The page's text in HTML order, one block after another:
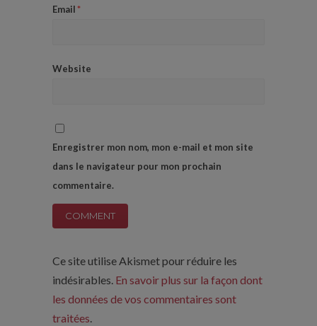
Email*
Website
Enregistrer mon nom, mon e-mail et mon site
dans le navigateur pour mon prochain
commentaire.
Ce site utilise Akismet pour réduire les
indésirables. En savoir plus sur la façon dont
les données de vos commentaires sont
traitées.